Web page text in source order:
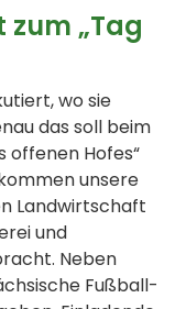
zum „Tag
wo sie
das soll beim
offenen Hofes“
unsere
Landwirtschaft
und
Neben
Fußball-